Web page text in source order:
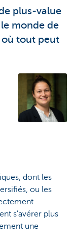
plus-value
monde de
où tout peut
dont les
ou les
s’avérer plus
une